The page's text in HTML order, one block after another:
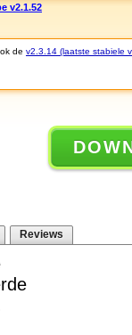
v2.1.52
de v2.3.14 (laatste stabiele
Reviews